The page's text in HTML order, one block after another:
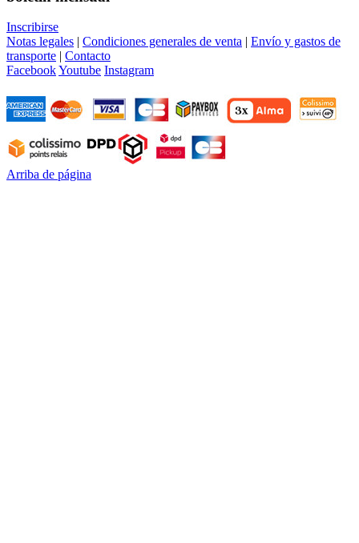
Inscribirse
Notas legales | Condiciones generales de venta | Envío y gastos de
transporte | Contacto
FacebookYoutube Instagram
Arriba de página